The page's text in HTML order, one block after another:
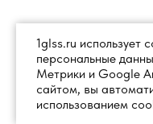
1glss.ru
персональные
Метрики и Google
сайтом, вы
использованием